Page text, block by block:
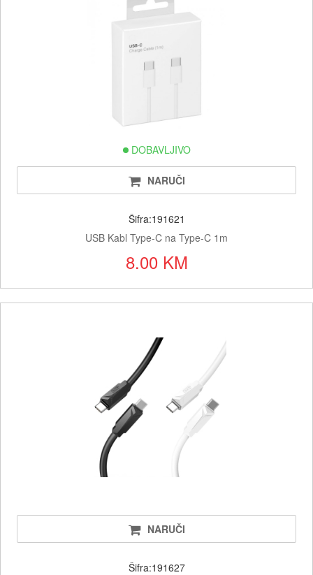
DOBAVLJIVO
NARUČI
Šifra:191621
USB Kabl Type-C na Type-C 1m
8.00 KM
NARUČI
Šifra:191627